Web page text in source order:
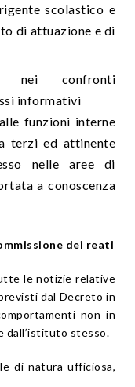
scolastico e
di attuazione e di
nei confronti
informativi
funzioni interne
terzi ed attinente
nelle aree di
a conoscenza
dei reati
le notizie relative
dal Decreto in
non in
dall’istituto stesso.
di natura ufficiosa,